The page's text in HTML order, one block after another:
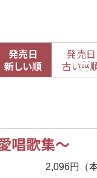
発売日
新しい順
発売日
古い
唱歌集〜
2,096円（